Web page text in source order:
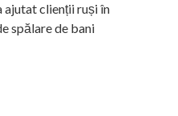
ajutat clienții ruși în
spălare de bani